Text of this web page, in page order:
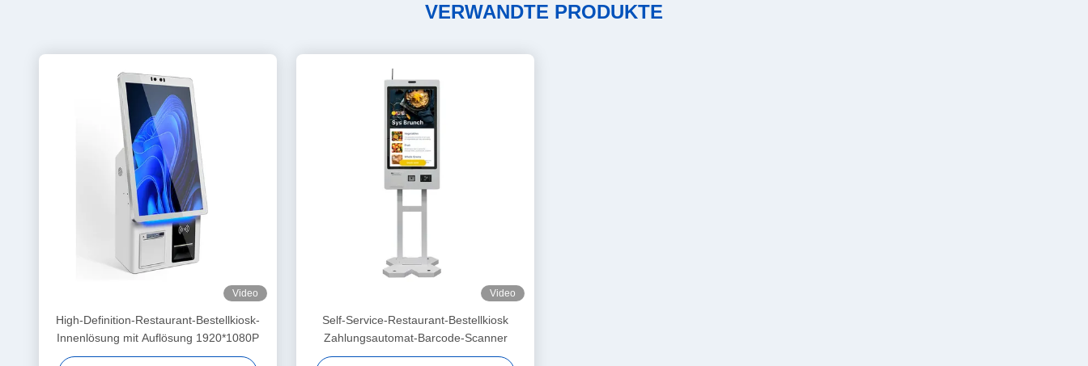
VERWANDTE PRODUKTE
Video
High-Definition-Restaurant-Bestellkiosk-
Innenlösung mit Auflösung 1920*1080P
Video
Self-Service-Restaurant-Bestellkiosk
Zahlungsautomat-Barcode-Scanner